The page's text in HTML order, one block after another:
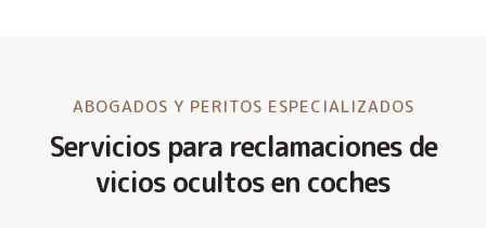
ABOGADOS Y PERITOS ESPECIALIZADOS
Servicios para reclamaciones de
vicios ocultos en coches